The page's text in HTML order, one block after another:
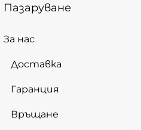
Пазаруване
За нас
Доставка
Гаранция
Връщане